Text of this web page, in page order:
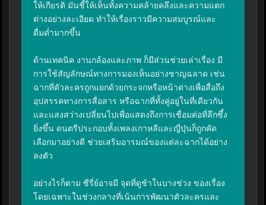
ให้เกียรติ มันชี้ให้เห็นทั้งความคล้ายคลึงและความแตก
ต่างอย่างละเอียด ทำให้เรื่องราวมีความสมบูรณ์และ
ดื่มด่ำมากขึ้น
ด้านเทคนิค งานกล้องและภาพ ก็มีส่วนช่วยเล่าเรื่อง มี
การใช้สัญลักษณ์ทางการมองเห็นอย่างชาญฉลาด เช่น
ฉากที่ตัวละครถูกแยกด้วยกระจกหรือหน้าต่างเพื่อสื่อถึง
อุปสรรคทางการสื่อสาร หรือฉากที่ทั้งคู่อยู่ในที่เดียวกัน
และแสงสว่างเปลี่ยนไปเพื่อแสดงถึงการเชื่อมต่อที่ลึกซึ้ง
ยิ่งขึ้น ดนตรีประกอบทั้งเพลงเกาหลีและญี่ปุ่นก็ถูกคัด
เลือกมาอย่างดี ช่วยเสริมอารมณ์ของแต่ละฉากได้อย่าง
ลงตัว
อย่างไรก็ตาม ซีรี่ย์อาจมี จุดที่ดูช้าในบางช่วง ของเรื่อง
โดยเฉพาะในช่วงกลางที่เน้นการพัฒนาตัวละครและ